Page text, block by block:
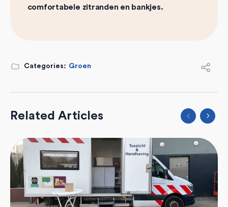
comfortabele zitranden en bankjes.
Categories: Groen
Related Articles